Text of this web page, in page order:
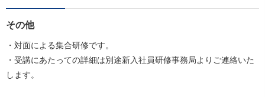
その他
・対面による集合研修です。
・受講にあたっての詳細は別途新入社員研修事務局よりご連絡いた
します。